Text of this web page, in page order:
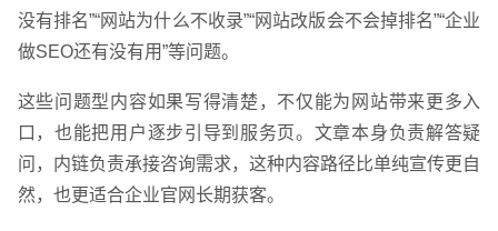
没有排名”“网站为什么不收录”“网站改版会不会掉排名”“企业
做SEO还有没有用”等问题。
这些问题型内容如果写得清楚，不仅能为网站带来更多入
口，也能把用户逐步引导到服务页。文章本身负责解答疑
问，内链负责承接咨询需求，这种内容路径比单纯宣传更自
然，也更适合企业官网长期获客。